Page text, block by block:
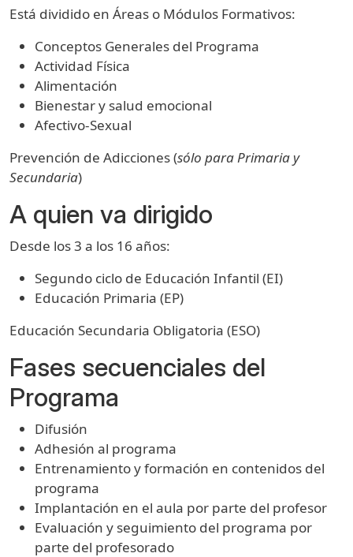
Está dividido en Áreas o Módulos Formativos:
Conceptos Generales del Programa
Actividad Física
Alimentación
Bienestar y salud emocional
Afectivo-Sexual
Prevención de Adicciones (sólo para Primaria y
Secundaria)
A quien va dirigido
Desde los 3 a los 16 años:
Segundo ciclo de Educación Infantil (EI)
Educación Primaria (EP)
Educación Secundaria Obligatoria (ESO)
Fases secuenciales del
Programa
Difusión
Adhesión al programa
Entrenamiento y formación en contenidos del
programa
Implantación en el aula por parte del profesor
Evaluación y seguimiento del programa por
parte del profesorado